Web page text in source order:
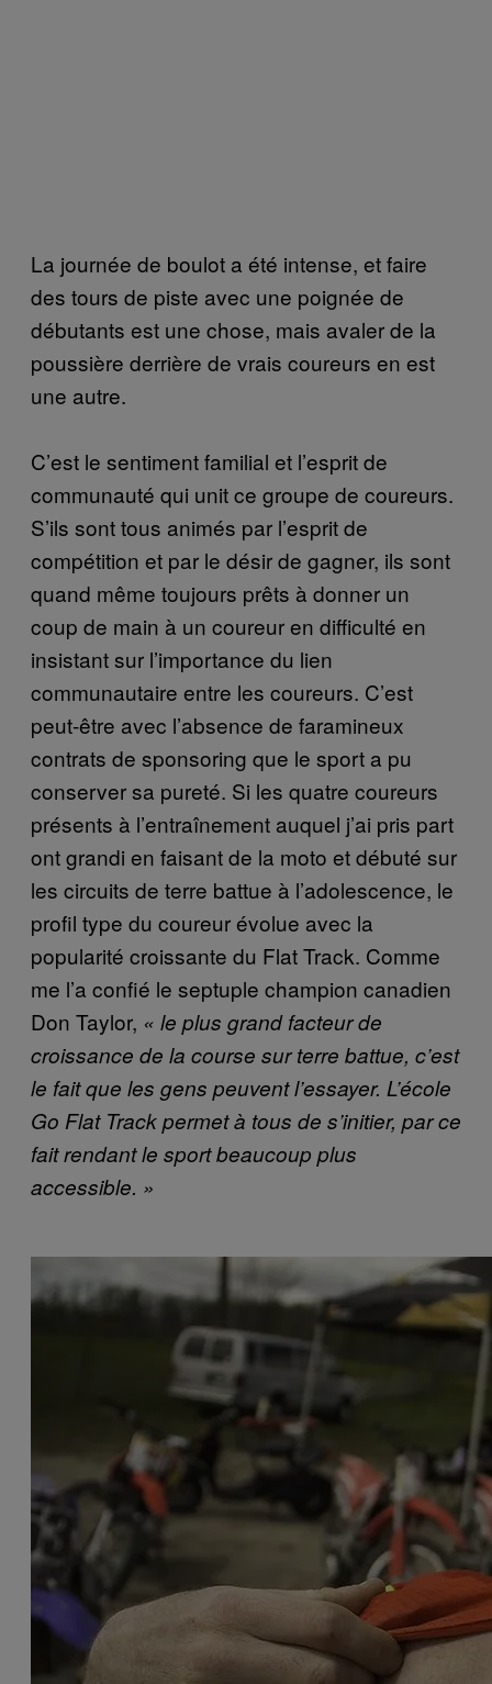
La journée de boulot a été intense, et faire
des tours de piste avec une poignée de
débutants est une chose, mais avaler de la
poussière derrière de vrais coureurs en est
une autre.
C’est le sentiment familial et l’esprit de
communauté qui unit ce groupe de coureurs.
S’ils sont tous animés par l’esprit de
compétition et par le désir de gagner, ils sont
quand même toujours prêts à donner un
coup de main à un coureur en difficulté en
insistant sur l’importance du lien
communautaire entre les coureurs. C’est
peut-être avec l’absence de faramineux
contrats de sponsoring que le sport a pu
conserver sa pureté. Si les quatre coureurs
présents à l’entraînement auquel j’ai pris part
ont grandi en faisant de la moto et débuté sur
les circuits de terre battue à l’adolescence, le
profil type du coureur évolue avec la
popularité croissante du Flat Track. Comme
me l’a confié le septuple champion canadien
Don Taylor, « le plus grand facteur de
croissance de la course sur terre battue, c’est
le fait que les gens peuvent l’essayer. L’école
Go Flat Track permet à tous de s’initier, par ce
fait rendant le sport beaucoup plus
accessible. »